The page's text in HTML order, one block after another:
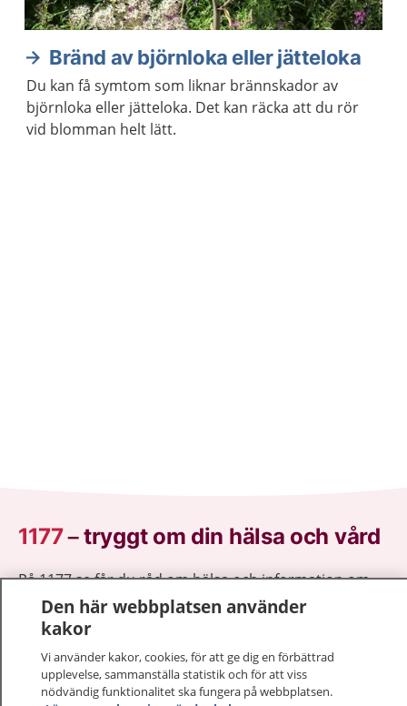
Bränd av björnloka eller jätteloka
Du kan få symtom som liknar brännskador av
björnloka eller jätteloka. Det kan räcka att du rör
vid blomman helt lätt.
1177–tryggt om din hälsa och vård
På 1177.se får du råd om hälsa och information om
sjukdomar och vilka mottagningar du kan kontakta.
Logga in för att läsa din journal och göra dina
sjukvårdsrådgivning dygnet runt.
1177 ger dig råd när du vill må bättre.
Den här webbplatsen använder
kakor
Vi använder kakor, cookies, för att ge dig en förbättrad
upplevelse, sammanställa statistik och för att viss
nödvändig funktionalitet ska fungera på webbplatsen.